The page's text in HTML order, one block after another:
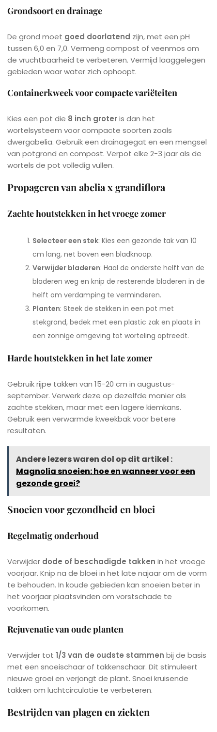
Grondsoort en drainage
De grond moet goed doorlatend zijn, met een pH
tussen 6,0 en 7,0. Vermeng compost of veenmos om
de vruchtbaarheid te verbeteren. Vermijd laaggelegen
gebieden waar water zich ophoopt.
Containerkweek voor compacte variëteiten
Kies een pot die 8 inch groteris dan het
wortelsysteem voor compacte soorten zoals
dwergabelia. Gebruik een drainagegat en een mengsel
van potgrond en compost. Verpot elke 2-3 jaar als de
wortels de pot volledig vullen.
Propageren van abelia x grandiflora
Zachte houtstekken in het vroege zomer
Selecteer een stek: Kies een gezonde tak van 10
cm lang, net boven een bladknoop.
Verwijder bladeren: Haal de onderste helft van de
bladeren weg en knip de resterende bladeren in de
helft om verdamping te verminderen.
Planten: Steek de stekken in een pot met
stekgrond, bedek met een plastic zak en plaats in
een zonnige omgeving tot worteling optreedt.
Harde houtstekken in het late zomer
Gebruik rijpe takken van 15-20 cm in augustus-
september. Verwerk deze op dezelfde manier als
zachte stekken, maar met een lagere kiemkans.
Gebruik een verwarmde kweekbak voor betere
resultaten.
Andere lezers waren dol op dit artikel :
Magnolia snoeien: hoe en wanneer voor een
gezonde groei?
Snoeien voor gezondheid en bloei
Regelmatig onderhoud
Verwijder dode of beschadigde takken in het vroege
voorjaar. Knip na de bloei in het late najaar om de vorm
te behouden. In koude gebieden kan snoeien beter in
het voorjaar plaatsvinden om vorstschade te
voorkomen.
Rejuvenatie van oude planten
Verwijder tot 1/3 van de oudste stammen bij de basis
met een snoeischaar of takkenschaar. Dit stimuleert
nieuwe groei en verjongt de plant. Snoei kruisende
takken om luchtcirculatie te verbeteren.
Bestrijden van plagen en ziekten